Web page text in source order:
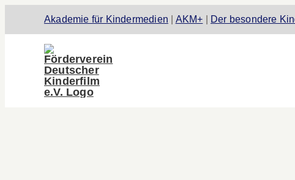
springen
Akademie für Kindermedien AKM+ Der besondere